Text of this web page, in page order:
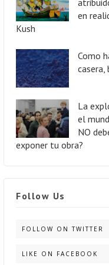
en
Kush
Como
casera,
La
el
NO
exponer tu obra?
Follow Us
FOLLOW ON TWITTER
LIKE ON FACEBOOK